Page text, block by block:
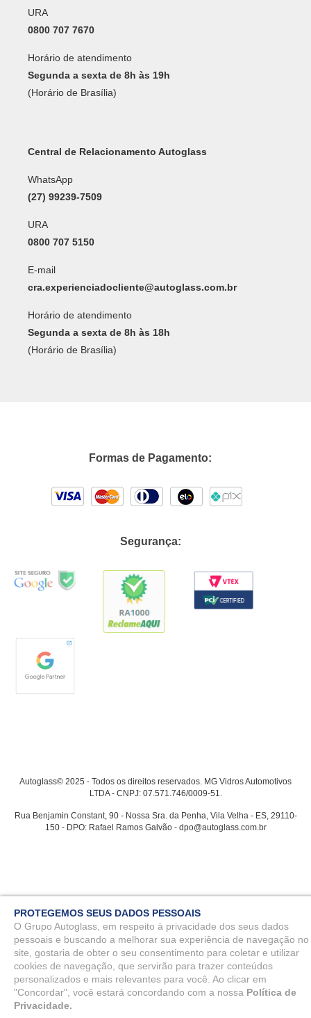
URA
0800 707 7670
Horário de atendimento
Segunda a sexta de 8h às 19h
(Horário de Brasília)
Central de Relacionamento Autoglass
WhatsApp
(27) 99239-7509
URA
0800 707 5150
E-mail
cra.experienciadocliente@autoglass.com.br
Horário de atendimento
Segunda a sexta de 8h às 18h
(Horário de Brasília)
Formas de Pagamento:
Segurança:
Autoglass© 2025 - Todos os direitos reservados. MG Vidros Automotivos
LTDA - CNPJ: 07.571.746/0009-51.
Rua Benjamin Constant, 90 - Nossa Sra. da Penha, Vila Velha - ES, 29110-
150 - DPO: Rafael Ramos Galvão - dpo@autoglass.com.br
PROTEGEMOS SEUS DADOS PESSOAIS
O Grupo Autoglass, em respeito à privacidade dos seus dados
pessoais e buscando a melhorar sua experiência de navegação no
site, gostaria de obter o seu consentimento para coletar e utilizar
cookies de navegação, que servirão para trazer conteúdos
personalizados e mais relevantes para você. Ao clicar em
"Concordar", você estará concordando com a nossa Política de
Privacidade.